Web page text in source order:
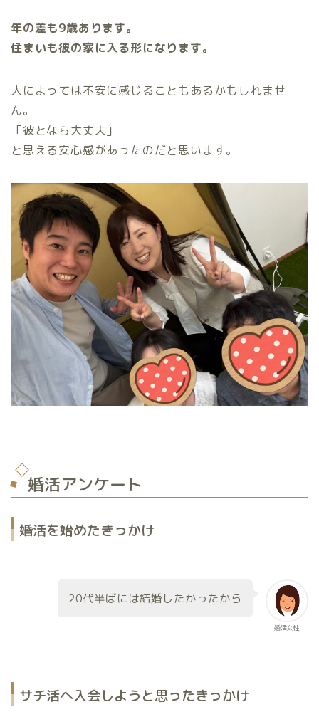
年の差も9歳あります。
住まいも彼の家に入る形になります。
人によっては不安に感じることもあるかもしれませ
ん。
「彼となら大丈夫」
と思える安心感があったのだと思います。
婚活アンケート
婚活を始めたきっかけ
婚活女性
20代半ばには結婚したかったから
サチ活へ入会しようと思ったきっかけ